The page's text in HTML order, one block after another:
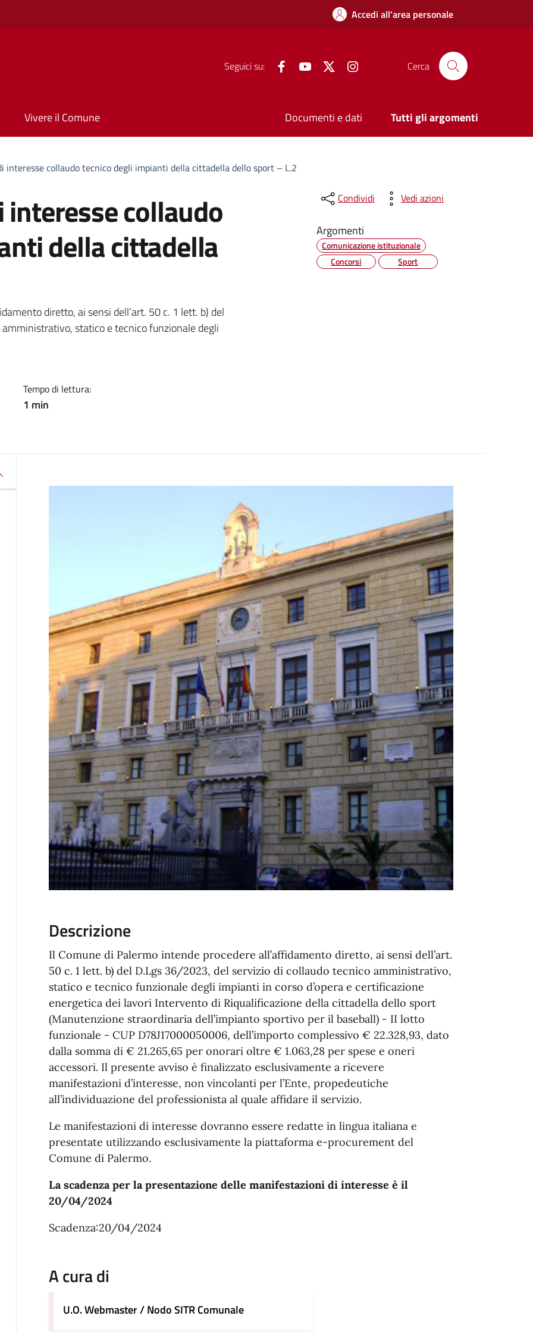
Accedi all'area personale
Seguici su: FacebookYouTube Twitter Cerca
Vivere il Comune Documenti e dati Tutti gli argomenti
interesse collaudo tecnico degli impianti della cittadella dello sport – L.2
collaudo
della cittadella
diretto, ai sensi dell’art. 50 c. 1 lett. b) del
statico e tecnico funzionale degli
Tempo di lettura:
1 min
Condividi Vedi azioni
Argomenti
Comunicazione istituzionale
Concorsi
Sport
Descrizione
Il Comune di Palermo intende procedere all’affidamento diretto, ai sensi dell’art.
50 c. 1 lett. b) del D.Lgs 36/2023, del servizio di collaudo tecnico amministrativo,
statico e tecnico funzionale degli impianti in corso d’opera e certificazione
energetica dei lavori Intervento di Riqualificazione della cittadella dello sport
(Manutenzione straordinaria dell’impianto sportivo per il baseball) - II lotto
funzionale - CUP D78J17000050006, dell’importo complessivo € 22.328,93, dato
dalla somma di € 21.265,65 per onorari oltre € 1.063,28 per spese e oneri
accessori. Il presente avviso è finalizzato esclusivamente a ricevere
manifestazioni d’interesse, non vincolanti per l’Ente, propedeutiche
all’individuazione del professionista al quale affidare il servizio.
Le manifestazioni di interesse dovranno essere redatte in lingua italiana e
presentate utilizzando esclusivamente la piattaforma e-procurement del
Comune di Palermo.
La scadenza per la presentazione delle manifestazioni di interesse è il
20/04/2024
Scadenza:20/04/2024
A cura di
U.O. Webmaster / Nodo SITR Comunale